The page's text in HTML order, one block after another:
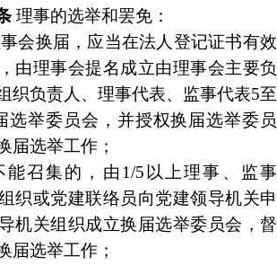
理事的选举和罢免：
事会换届，应当在法人登记证书有效
，由理事会提名成立由理事会主要负
织负责人、理事代表、监事代表5至
选举委员会，并授权换届选举委员
届选举工作；
能召集的，由1/5以上理事、监事
织或党建联络员向党建领导机关申
机关组织成立换届选举委员会，督
届选举工作；